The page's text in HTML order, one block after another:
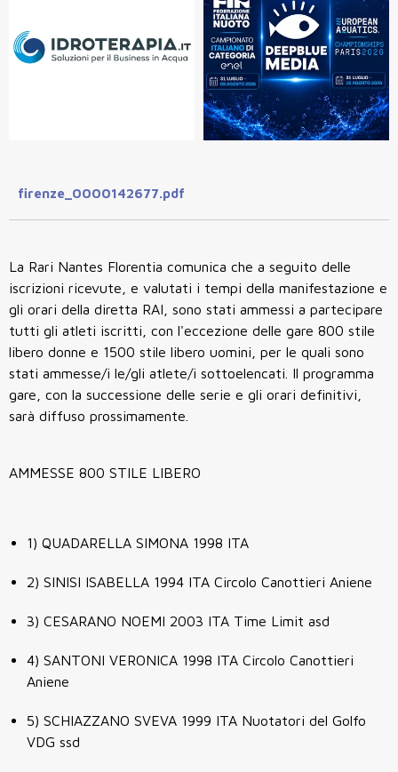
firenze_0000142677.pdf
La Rari Nantes Florentia comunica che a seguito delle
iscrizioni ricevute, e valutati i tempi della manifestazione e
gli orari della diretta RAI, sono stati ammessi a partecipare
tutti gli atleti iscritti, con l'eccezione delle gare 800 stile
libero donne e 1500 stile libero uomini, per le quali sono
stati ammesse/i le/gli atlete/i sottoelencati. Il programma
gare, con la successione delle serie e gli orari definitivi,
sarà diffuso prossimamente.
AMMESSE 800 STILE LIBERO
1) QUADARELLA SIMONA 1998 ITA
2) SINISI ISABELLA 1994 ITA Circolo Canottieri Aniene
3) CESARANO NOEMI 2003 ITA Time Limit asd
4) SANTONI VERONICA 1998 ITA Circolo Canottieri
Aniene
5) SCHIAZZANO SVEVA 1999 ITA Nuotatori del Golfo
VDG ssd